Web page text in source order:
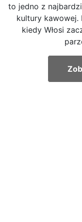
to jedno z
kultury kawowej.
kiedy Włosi